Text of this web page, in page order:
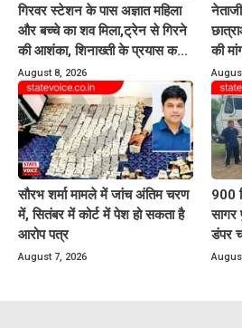
गिरवर स्टेशन के पास अज्ञात महिला
और बच्चे का शव मिला,ट्रेन से गिरने
की आशंका, शिनाख्ती के प्रयास कर
रही पुलिस
August 8, 2026
की
सौरभ शर्मा मामले में जांच अंतिम चरण
में, सितंबर में कोर्ट में पेश हो सकता है
आरोप पत्र
August 7, 2026
900
सागर
डंपर
बरामद